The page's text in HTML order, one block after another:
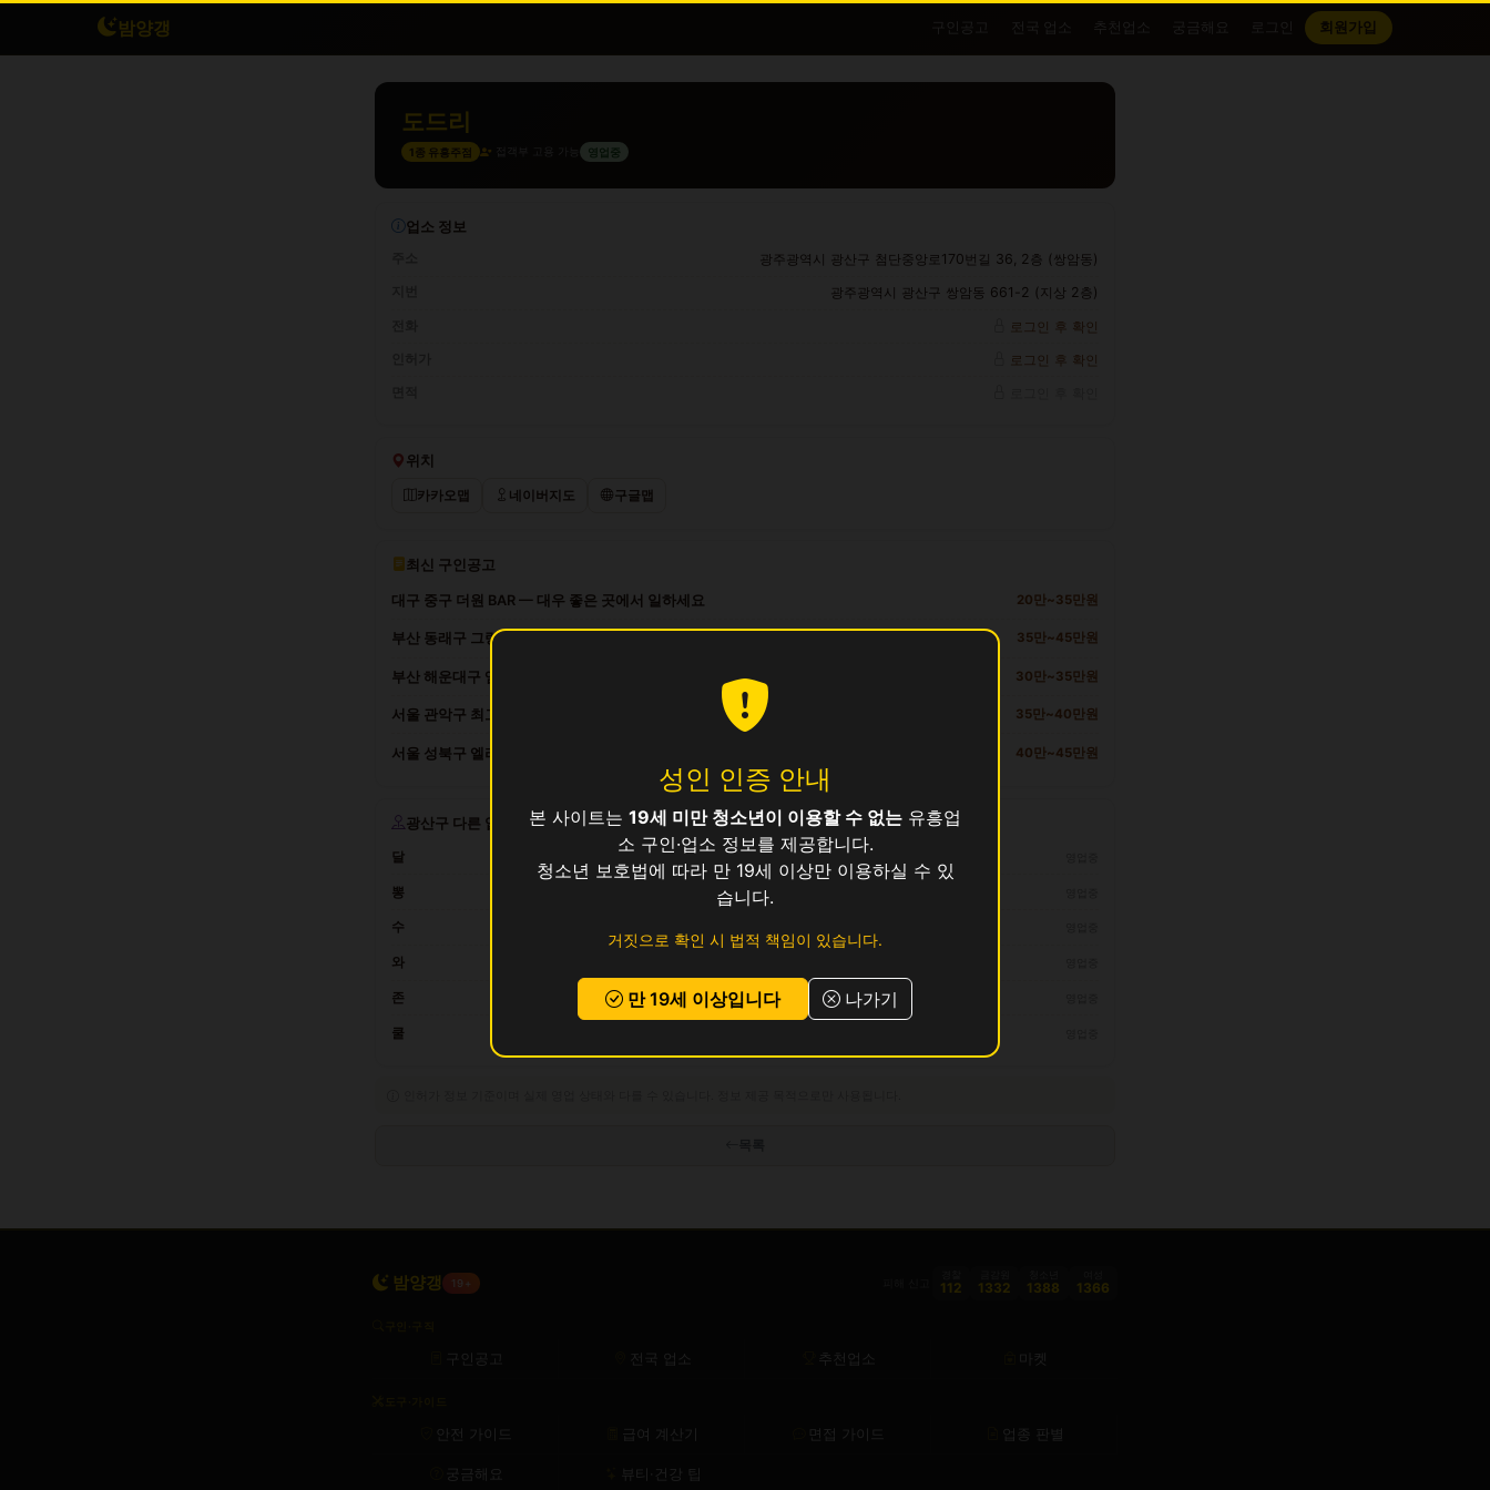
밤양갱 구인공고 전국 업소 추천업소 궁금해요 회원가입
성인 인증 안내
본 사이트는 19세 미만 청소년이 이용할 수 없는 유흥업
소 구인·업소 정보를 제공합니다.
청소년 보호법에 따라 만 19세 이상만 이용하실 수 있
습니다.
거짓으로 확인 시 법적 책임이 있습니다.
만 19세 이상입니다 나가기
도드리
1종 유흥주점 영업중
업소 정보
광주광역시 광산구 첨단중앙로170번길 36, 2층 (쌍암동)
광주광역시 광산구 쌍암동 661-2 (지상 2층)
로그인 후 확인
로그인 후 확인
위치
카카오맵 네이버지도 구글맵
최신 구인공고
대구 중구 더원 BAR — 대우 좋은 곳에서 일하세요 20만~35만원
부산 동래구 그랑프리 살롱 — 대우 좋은 곳에서 일하세요 35만~45만원
부산 해운대구 엠파이어 노래방 — 숙박 제공, 지방 출신 환영 30만~35만원
서울 관악구 최고 시설 프리미엄 살롱 접객원 모집 35만~40만원
서울 성북구 엘리트 노래바 · 깨끗한 시설 · 높은 팁 40만~45만원
광산구 다른 업소
달
뽕
수
와
존
쿨
밤양갱 19+ 112 1332 1388 1366
구인공고 전국 업소 추천업소 마켓
안전 가이드 급여 계산기 면접 가이드 업종 판별
궁금해요 뷰티·건강 팁